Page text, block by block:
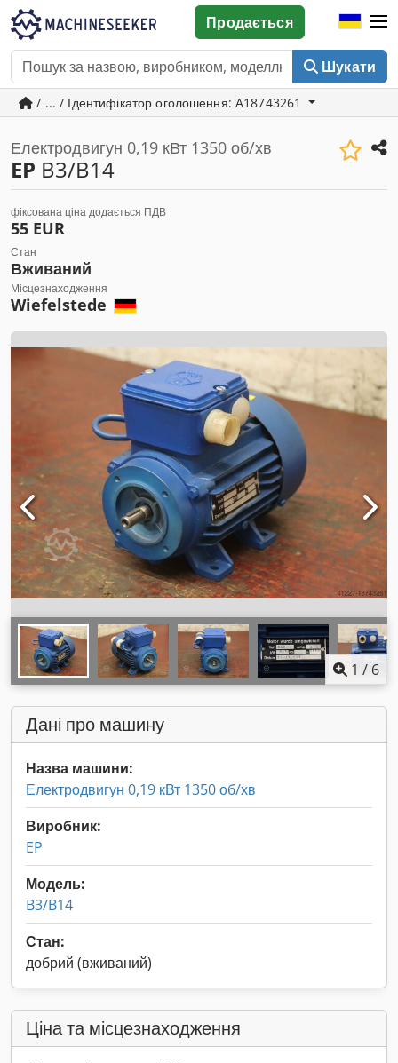
Шукати
Продається
/ ... / Ідентифікатор оголошення: A18743261
Електродвигун 0,19 кВт 1350 об/хв
EP B3/B14
фіксована ціна додається ПДВ
55 EUR
Стан
Вживаний
Місцезнаходження
Wiefelstede
1 / 6
Дані про машину
Назва машини:
Електродвигун 0,19 кВт 1350 об/хв
Виробник:
EP
Модель:
B3/B14
Стан:
добрий (вживаний)
Ціна та місцезнаходження